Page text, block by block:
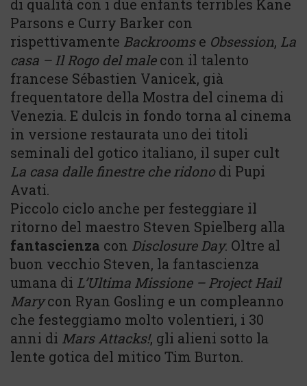
di qualità con i due enfants terribles Kane
Parsons e Curry Barker con
rispettivamente Backroomse Obsession, La
casa – Il Rogo del malecon il talento
francese Sébastien Vanicek, già
frequentatore della Mostra del cinema di
Venezia. E dulcis in fondo torna al cinema
in versione restaurata uno dei titoli
seminali del gotico italiano, il super cult
La casa dalle finestre che ridonodi Pupi
Avati.
Piccolo ciclo anche per festeggiare il
ritorno del maestro Steven Spielberg alla
fantascienza con Disclosure Day. Oltre al
buon vecchio Steven, la fantascienza
umana di L’Ultima Missione – Project Hail
Marycon Ryan Gosling e un compleanno
che festeggiamo molto volentieri, i 30
anni di Mars Attacks!, gli alieni sotto la
lente gotica del mitico Tim Burton.